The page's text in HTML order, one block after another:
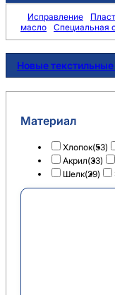
Исправление
масло
Специальная
Новые
Материал
Хлопок(53)
Акрил(33)
Шелк(29)